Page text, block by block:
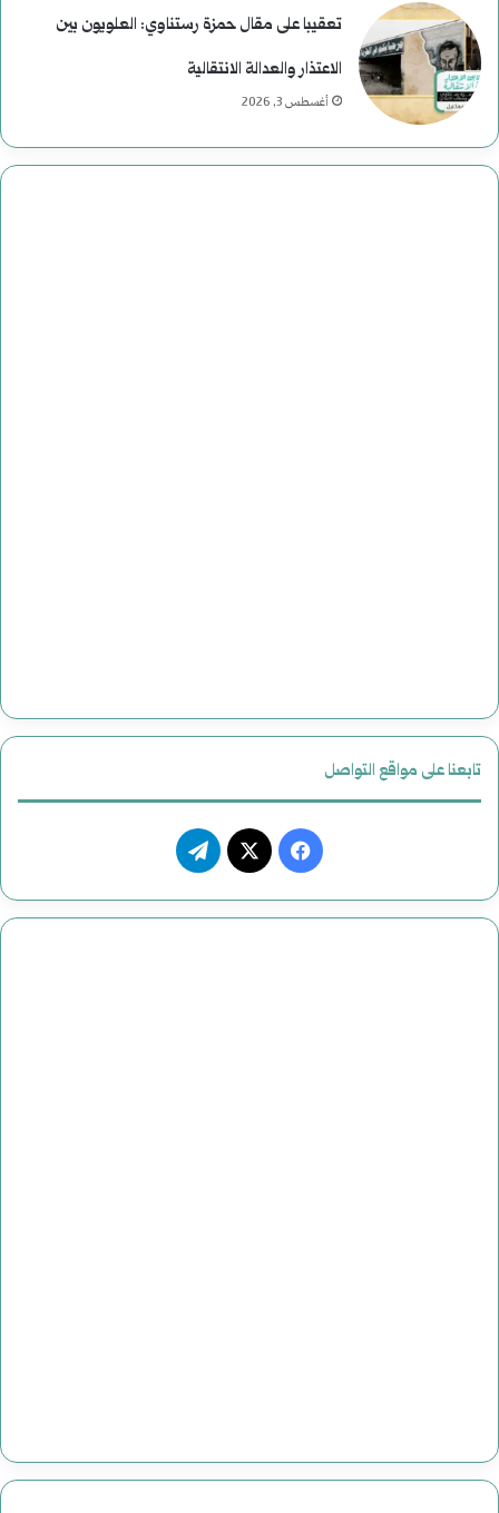
تعقيبا على مقال حمزة رستناوي: العلويون بين
الاعتذار والعدالة الانتقالية
أغسطس 3, 2026
تابعنا على مواقع التواصل
فيسبوك
‫X تيلقرام